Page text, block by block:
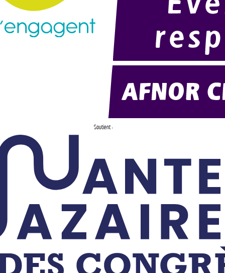
Soutient :